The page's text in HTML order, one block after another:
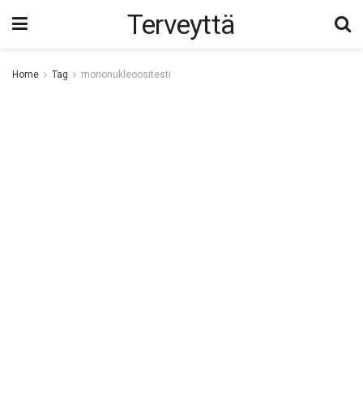
Terveyttä
Home Tag mononukleoositesti